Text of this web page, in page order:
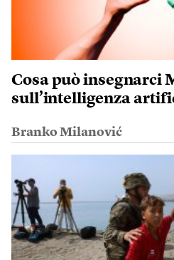
Cosa può insegnarci
sull’intelligenza
Branko Milanović